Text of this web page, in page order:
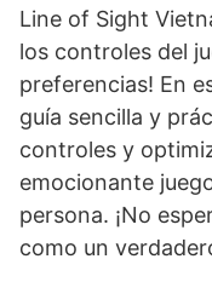
Line of Sight
los controles del
preferencias! En
guía sencilla y
controles y
emocionante
persona. ¡No
como un